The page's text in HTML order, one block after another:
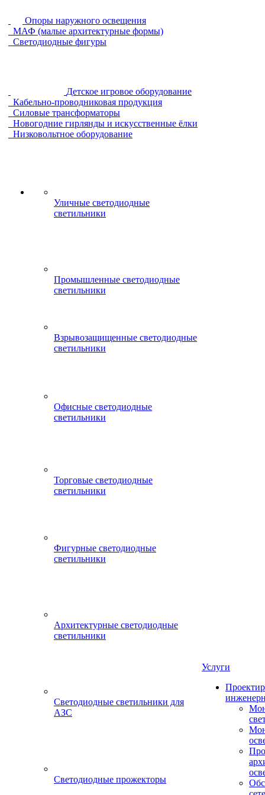
Опоры наружного освещения
МАФ (малые архитектурные формы)
Светодиодные фигуры
Детское игровое оборудование
Кабельно-проводниковая продукция
Силовые трансформаторы
Новогодние гирлянды и искусственные ёлки
Низковольтное оборудование
Уличные светодиодные
светильники
Промышленные светодиодные
светильники
Взрывозащищенные светодиодные
светильники
Офисные светодиодные
светильники
Торговые светодиодные
светильники
Фигурные светодиодные
светильники
Архитектурные светодиодные
светильники
Светодиодные светильники для
АЗС
Светодиодные прожекторы
Услуги